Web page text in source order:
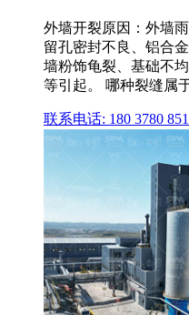
外墙开裂原因：外墙
留孔密封不良、铝合
墙粉饰龟裂、基础不
等引起。 哪种裂缝属
联系电话: 180 3780